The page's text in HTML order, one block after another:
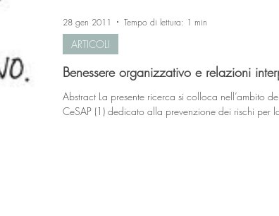
Benessere organizzativo e relazioni
Abstract La presente ricerca si colloca nell’ambito
CeSAP (1) dedicato alla prevenzione dei rischi per
ARTICOLI
28 gen 2011 Tempo di lettura: 1 min